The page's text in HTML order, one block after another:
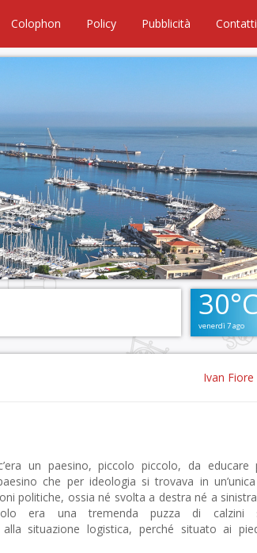
Colophon Policy Pubblicità Contatti
30°C
venerdì 7 ago
Ivan Fiore
un paesino, piccolo piccolo, da educare
che per ideologia si trovava in
politiche, ossia né svolta a destra né a
era una tremenda puzza di calzini
alla situazione logistica, perché situato ai